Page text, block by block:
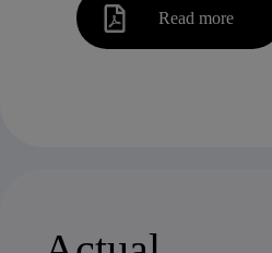
Read more